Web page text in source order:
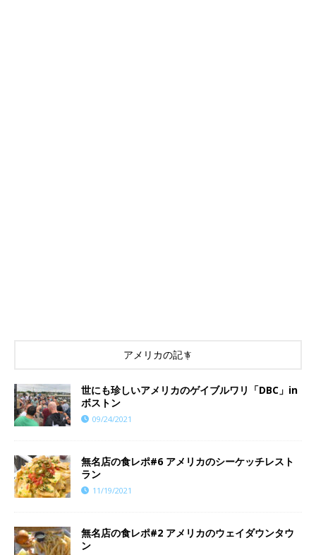
アメリカの記事
世にも珍しいアメリカのゲイブルワリ「DBC」in
ボストン
09/24/2021
​​無名店の食レポ#6 アメリカのシーケッチレスト
ラン
11/19/2021
無名店の食レポ#2 アメリカのウェイダウンタウ
ン